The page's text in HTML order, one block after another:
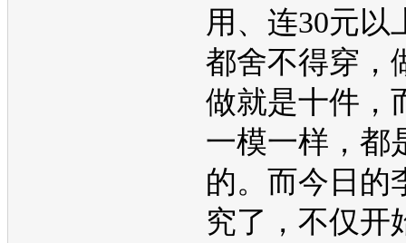
用、连30元以
都舍不得穿，
做就是十件，
一模一样，都
的。而今日的
究了，不仅开